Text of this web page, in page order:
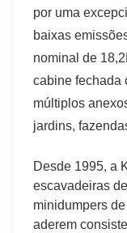
por uma
baixas
nominal de
cabine fechada
múltiplos
jardins,
Desde 1995, a
escavadeiras
minidumpers
aderem